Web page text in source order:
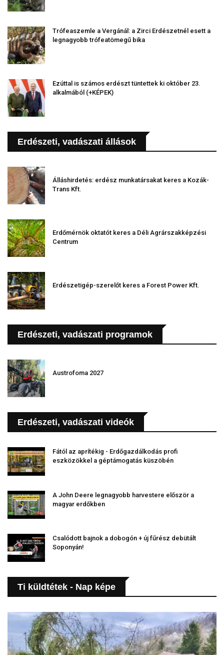
Trófeaszemle a Vergánál: a Zirci Erdészetnél esett a
legnagyobb trófeatömegű bika
Ezúttal is számos erdészt tüntettek ki október 23.
alkalmából (+KÉPEK)
Erdészeti, vadászati állások
Álláshirdetés: erdész munkatársakat keres a Kozák-
Trans Kft.
Erdőmérnök oktatót keres a Déli Agrárszakképzési
Centrum
Erdészetigép-szerelőt keres a Forest Power Kft.
Erdészeti, vadászati programok
Austrofoma 2027
Erdészeti, vadászati videók
Fától az aprítékig - Erdőgazdálkodás profi
eszközökkel a géptámogatás küszöbén
A John Deere legnagyobb harvestere először a
magyar erdőkben
Csalódott bajnok a dobogón + új fűrész debütált
Soponyán!
Ti küldtétek - Nap képe